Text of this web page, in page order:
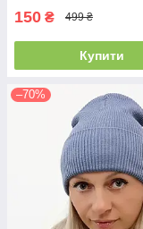
150 ₴ 499 ₴
Купити
–70%